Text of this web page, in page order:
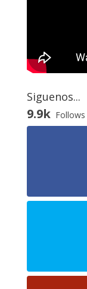
Siguenos...
9.9k Follows